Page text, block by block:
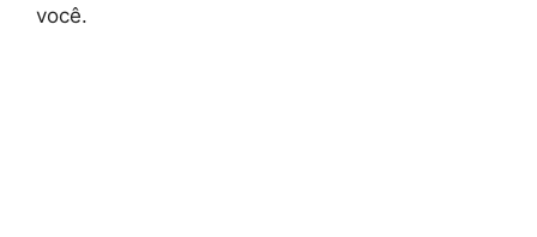
você.